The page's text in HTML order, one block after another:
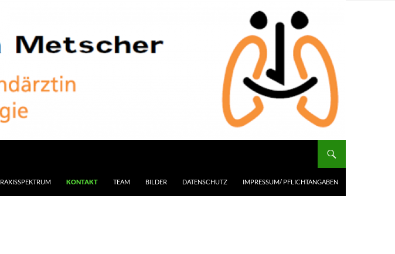
KONTAKT TEAM BILDER DATENSCHUTZ IMPRESSUM/ PFLICHTANGABEN